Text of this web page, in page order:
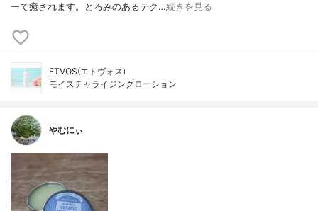
ーで癒されます。とろみのあるテク…続きを見る
ETVOS(エトヴォス)
モイスチャライジングローション
やむにぃ